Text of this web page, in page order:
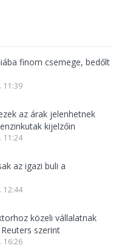
finom csemege, bedőlt
11:39
az árak jelenhetnek
kijelzőin
11:24
az igazi buli a
12:44
közeli vállalatnak
szerint
16:26